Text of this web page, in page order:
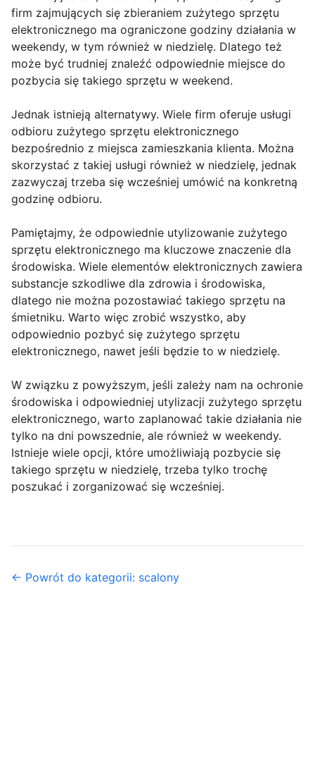
firm zajmujących się zbieraniem zużytego sprzętu
elektronicznego ma ograniczone godziny działania w
weekendy, w tym również w niedzielę. Dlatego też
może być trudniej znaleźć odpowiednie miejsce do
pozbycia się takiego sprzętu w weekend.
Jednak istnieją alternatywy. Wiele firm oferuje usługi
odbioru zużytego sprzętu elektronicznego
bezpośrednio z miejsca zamieszkania klienta. Można
skorzystać z takiej usługi również w niedzielę, jednak
zazwyczaj trzeba się wcześniej umówić na konkretną
godzinę odbioru.
Pamiętajmy, że odpowiednie utylizowanie zużytego
sprzętu elektronicznego ma kluczowe znaczenie dla
środowiska. Wiele elementów elektronicznych zawiera
substancje szkodliwe dla zdrowia i środowiska,
dlatego nie można pozostawiać takiego sprzętu na
śmietniku. Warto więc zrobić wszystko, aby
odpowiednio pozbyć się zużytego sprzętu
elektronicznego, nawet jeśli będzie to w niedzielę.
W związku z powyższym, jeśli zależy nam na ochronie
środowiska i odpowiedniej utylizacji zużytego sprzętu
elektronicznego, warto zaplanować takie działania nie
tylko na dni powszednie, ale również w weekendy.
Istnieje wiele opcji, które umożliwiają pozbycie się
takiego sprzętu w niedzielę, trzeba tylko trochę
poszukać i zorganizować się wcześniej.
← Powrót do kategorii: scalony